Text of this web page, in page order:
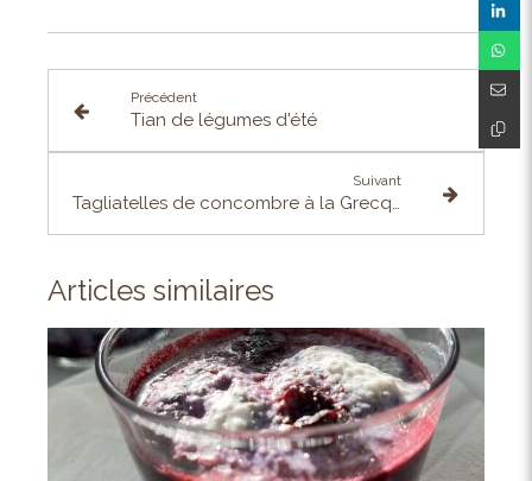
Précédent
Tian de légumes d'été
Suivant
Tagliatelles de concombre à la Grecque
Articles similaires